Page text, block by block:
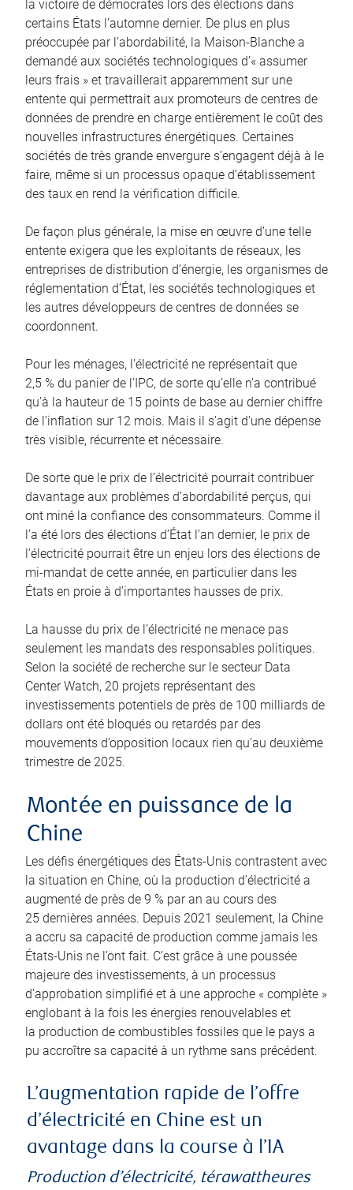
la victoire de démocrates lors des élections dans
certains États l’automne dernier. De plus en plus
préoccupée par l’abordabilité, la Maison-Blanche a
demandé aux sociétés technologiques d’« assumer
leurs frais » et travaillerait apparemment sur une
entente qui permettrait aux promoteurs de centres de
données de prendre en charge entièrement le coût des
nouvelles infrastructures énergétiques. Certaines
sociétés de très grande envergure s’engagent déjà à le
faire, même si un processus opaque d’établissement
des taux en rend la vérification difficile.
De façon plus générale, la mise en œuvre d’une telle
entente exigera que les exploitants de réseaux, les
entreprises de distribution d’énergie, les organismes de
réglementation d’État, les sociétés technologiques et
les autres développeurs de centres de données se
coordonnent.
Pour les ménages, l’électricité ne représentait que
2,5 % du panier de l’IPC, de sorte qu’elle n’a contribué
qu’à la hauteur de 15 points de base au dernier chiffre
de l’inflation sur 12 mois. Mais il s’agit d’une dépense
très visible, récurrente et nécessaire.
De sorte que le prix de l’électricité pourrait contribuer
davantage aux problèmes d’abordabilité perçus, qui
ont miné la confiance des consommateurs. Comme il
l’a été lors des élections d’État l’an dernier, le prix de
l’électricité pourrait être un enjeu lors des élections de
mi-mandat de cette année, en particulier dans les
États en proie à d’importantes hausses de prix.
La hausse du prix de l’électricité ne menace pas
seulement les mandats des responsables politiques.
Selon la société de recherche sur le secteur Data
Center Watch, 20 projets représentant des
investissements potentiels de près de 100 milliards de
dollars ont été bloqués ou retardés par des
mouvements d’opposition locaux rien qu’au deuxième
trimestre de 2025.
Montée en puissance de la
Chine
Les défis énergétiques des États-Unis contrastent avec
la situation en Chine, où la production d’électricité a
augmenté de près de 9 % par an au cours des
25 dernières années. Depuis 2021 seulement, la Chine
a accru sa capacité de production comme jamais les
États-Unis ne l’ont fait. C’est grâce à une poussée
majeure des investissements, à un processus
d’approbation simplifié et à une approche « complète »
englobant à la fois les énergies renouvelables et
la production de combustibles fossiles que le pays a
pu accroître sa capacité à un rythme sans précédent.
L’augmentation rapide de l’offre
d’électricité en Chine est un
avantage dans la course à l’IA
Production d’électricité, térawattheures